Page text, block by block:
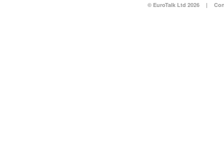
© EuroTalk Ltd 2026 |